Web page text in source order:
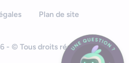
Plan de site
- © Tous droits réservés